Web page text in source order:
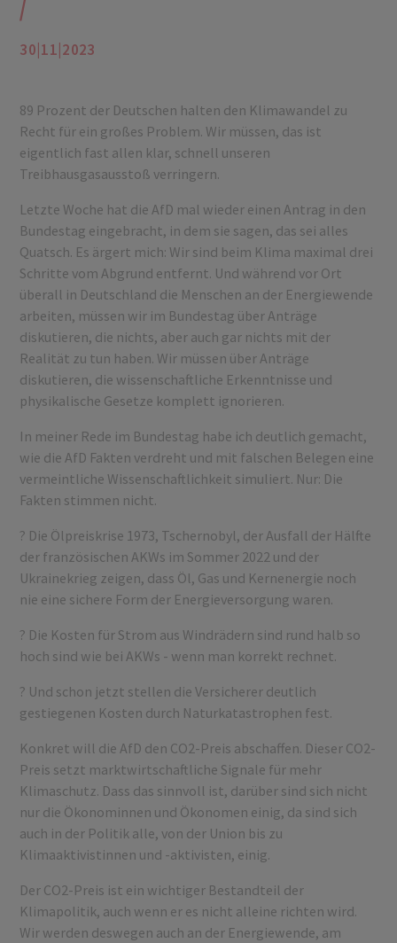
30|11|2023
89 Prozent der Deutschen halten den Klimawandel zu
Recht für ein großes Problem. Wir müssen, das ist
eigentlich fast allen klar, schnell unseren
Treibhausgasausstoß verringern.
Letzte Woche hat die AfD mal wieder einen Antrag in den
Bundestag eingebracht, in dem sie sagen, das sei alles
Quatsch. Es ärgert mich: Wir sind beim Klima maximal drei
Schritte vom Abgrund entfernt. Und während vor Ort
überall in Deutschland die Menschen an der Energiewende
arbeiten, müssen wir im Bundestag über Anträge
diskutieren, die nichts, aber auch gar nichts mit der
Realität zu tun haben. Wir müssen über Anträge
diskutieren, die wissenschaftliche Erkenntnisse und
physikalische Gesetze komplett ignorieren.
In meiner Rede im Bundestag habe ich deutlich gemacht,
wie die AfD Fakten verdreht und mit falschen Belegen eine
vermeintliche Wissenschaftlichkeit simuliert. Nur: Die
Fakten stimmen nicht.
? Die Ölpreiskrise 1973, Tschernobyl, der Ausfall der Hälfte
der französischen AKWs im Sommer 2022 und der
Ukrainekrieg zeigen, dass Öl, Gas und Kernenergie noch
nie eine sichere Form der Energieversorgung waren.
? Die Kosten für Strom aus Windrädern sind rund halb so
hoch sind wie bei AKWs - wenn man korrekt rechnet.
? Und schon jetzt stellen die Versicherer deutlich
gestiegenen Kosten durch Naturkatastrophen fest.
Konkret will die AfD den CO2-Preis abschaffen. Dieser CO2-
Preis setzt marktwirtschaftliche Signale für mehr
Klimaschutz. Dass das sinnvoll ist, darüber sind sich nicht
nur die Ökonominnen und Ökonomen einig, da sind sich
auch in der Politik alle, von der Union bis zu
Klimaaktivistinnen und -aktivisten, einig.
Der CO2-Preis ist ein wichtiger Bestandteil der
Klimapolitik, auch wenn er es nicht alleine richten wird.
Wir werden deswegen auch an der Energiewende, am